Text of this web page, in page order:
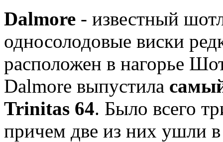
Dalmore - известный
односолодовые виски
расположен в нагорье
Dalmore выпустила
Trinitas 64. Было всего
причем две из них ушли